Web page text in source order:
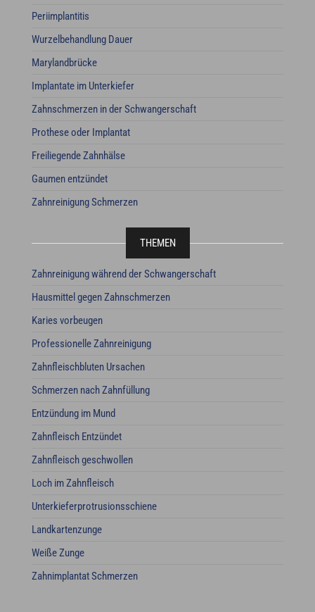
Periimplantitis
Wurzelbehandlung Dauer
Marylandbrücke
Implantate im Unterkiefer
Zahnschmerzen in der Schwangerschaft
Prothese oder Implantat
Freiliegende Zahnhälse
Gaumen entzündet
Zahnreinigung Schmerzen
THEMEN
Zahnreinigung während der Schwangerschaft
Hausmittel gegen Zahnschmerzen
Karies vorbeugen
Professionelle Zahnreinigung
Zahnfleischbluten Ursachen
Schmerzen nach Zahnfüllung
Entzündung im Mund
Zahnfleisch Entzündet
Zahnfleisch geschwollen
Loch im Zahnfleisch
Unterkieferprotrusionsschiene
Landkartenzunge
Weiße Zunge
Zahnimplantat Schmerzen